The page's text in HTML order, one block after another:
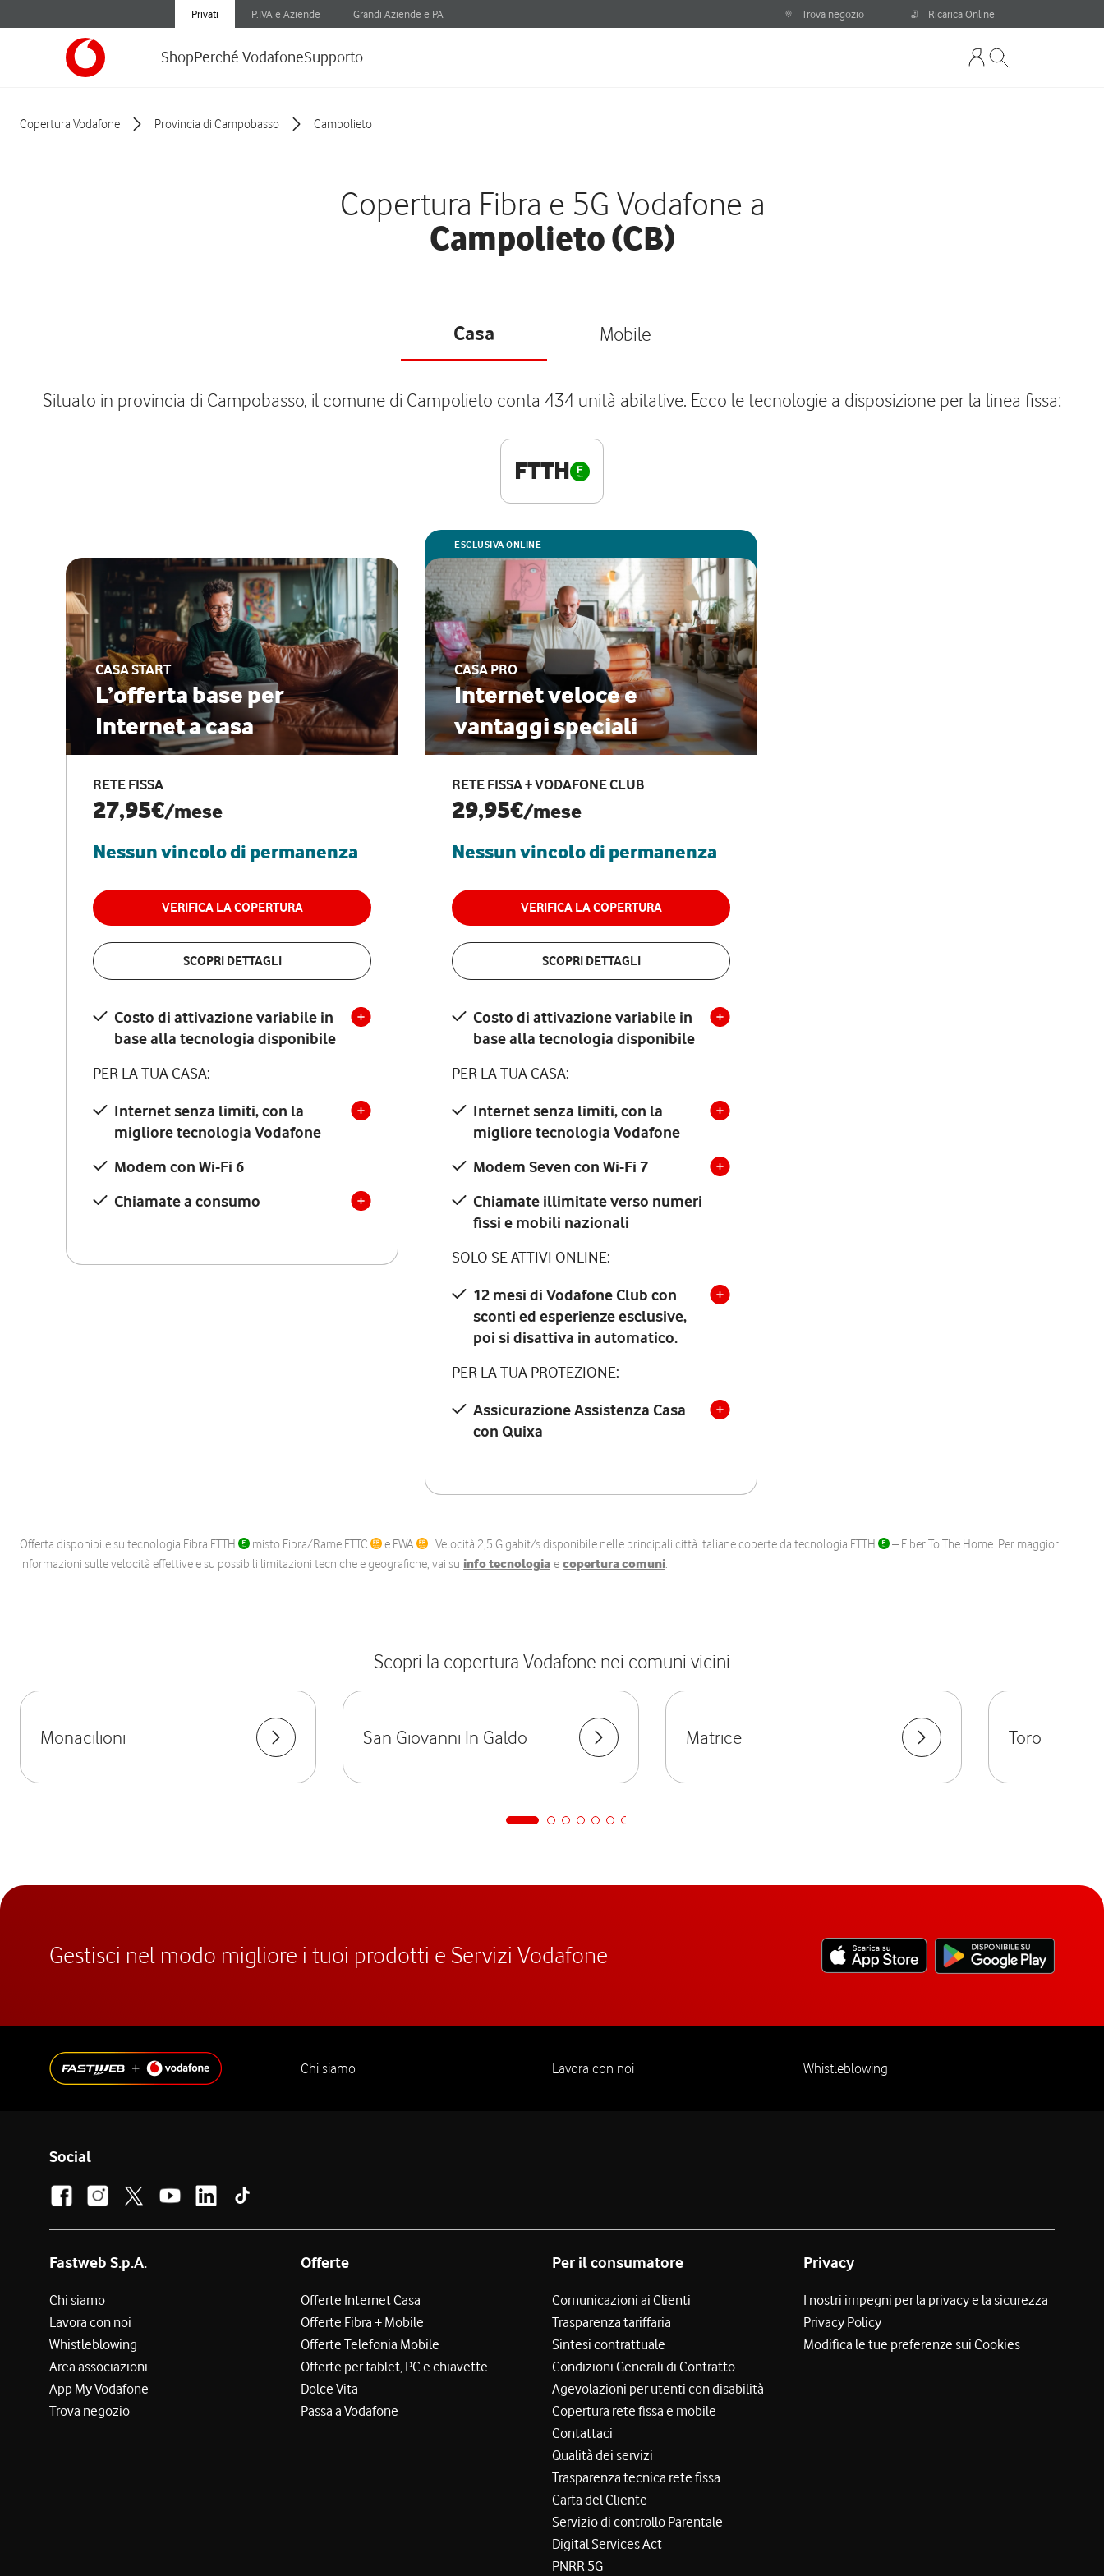
Privati P.IVA e Aziende Grandi Aziende e PA Trova negozio Ricarica Online
ShopPerché VodafoneSupporto
Copertura Vodafone Provincia di Campobasso Campolieto
Copertura Fibra e 5G Vodafone a
Campolieto (CB)
Casa Mobile
Situato in provincia di Campobasso, il comune di Campolieto conta 434 unità abitative. Ecco le tecnologie a disposizione per la linea fissa:
FTTH
CASA START
L’offerta base per
Internet a casa
RETE FISSA
27,95€/mese
Nessun vincolo di permanenza
VERIFICA LA COPERTURA
SCOPRI DETTAGLI
Costo di attivazione variabile in
base alla tecnologia disponibile
PER LA TUA CASA:
Internet senza limiti, con la
migliore tecnologia Vodafone
Modem con Wi-Fi 6
Chiamate a consumo
ESCLUSIVA ONLINE
CASA PRO
Internet veloce e
vantaggi speciali
RETE FISSA + VODAFONE CLUB
29,95€/mese
Nessun vincolo di permanenza
VERIFICA LA COPERTURA
SCOPRI DETTAGLI
Costo di attivazione variabile in
base alla tecnologia disponibile
PER LA TUA CASA:
Internet senza limiti, con la
migliore tecnologia Vodafone
Modem Seven con Wi-Fi 7
Chiamate illimitate verso numeri
fissi e mobili nazionali
SOLO SE ATTIVI ONLINE:
12 mesi di Vodafone Club con
sconti ed esperienze esclusive,
poi si disattiva in automatico.
PER LA TUA PROTEZIONE:
Assicurazione Assistenza Casa
con Quixa
Offerta disponibile su tecnologia Fibra FTTH misto Fibra/Rame FTTC e FWA . Velocità 2,5 Gigabit/s disponibile nelle principali città italiane coperte da tecnologia FTTH
– Fiber To The Home. Per maggiori
informazioni sulle velocità effettive e su possibili limitazioni tecniche e geografiche, vai su info tecnologia e copertura comuni.
Scopri la copertura Vodafone nei comuni vicini
Monacilioni San Giovanni In Galdo Matrice Toro
Gestisci nel modo migliore i tuoi prodotti e Servizi Vodafone
Chi siamo Lavora con noi Whistleblowing
Social
Fastweb S.p.A.
Chi siamo
Lavora con noi
Whistleblowing
Area associazioni
App My Vodafone
Trova negozio
Offerte
Offerte Internet Casa
Offerte Fibra + Mobile
Offerte Telefonia Mobile
Offerte per tablet, PC e chiavette
Dolce Vita
Passa a Vodafone
Per il consumatore
Comunicazioni ai Clienti
Trasparenza tariffaria
Sintesi contrattuale
Condizioni Generali di Contratto
Agevolazioni per utenti con disabilità
Copertura rete fissa e mobile
Contattaci
Qualità dei servizi
Trasparenza tecnica rete fissa
Carta del Cliente
Servizio di controllo Parentale
Digital Services Act
PNRR 5G
Privacy
I nostri impegni per la privacy e la sicurezza
Privacy Policy
Modifica le tue preferenze sui Cookies